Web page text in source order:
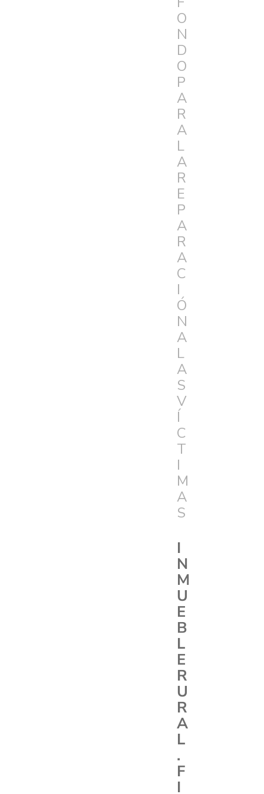
O
N
D
O
P
A
R
A
L
A
R
E
P
A
R
A
C
I
Ó
N
A
L
A
S
V
Í
C
T
I
M
A
S
I
N
M
U
E
B
L
E
R
U
R
A
L
.
F
I